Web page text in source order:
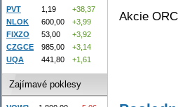
Akcie
PVT 1,19
+38,37
NLOK
600,00
+3,99
FIXZO
53,00
+3,92
CZGCE
985,00
+3,14
UQA
441,80 +1,61
Zajímavé poklesy